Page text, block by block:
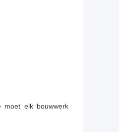
moet elk bouwwerk